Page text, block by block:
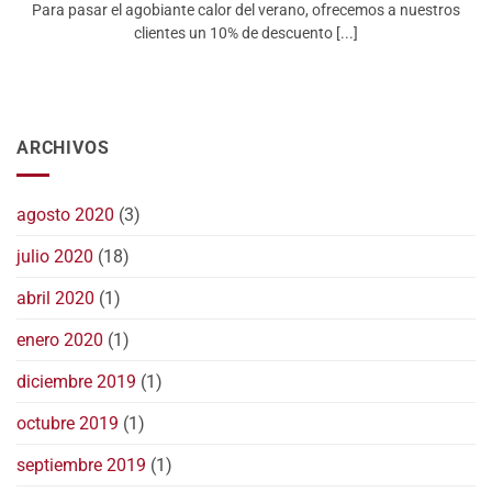
Para pasar el agobiante calor del verano, ofrecemos a nuestros
clientes un 10% de descuento [...]
ARCHIVOS
agosto 2020 (3)
julio 2020 (18)
abril 2020 (1)
enero 2020 (1)
diciembre 2019 (1)
octubre 2019 (1)
septiembre 2019 (1)